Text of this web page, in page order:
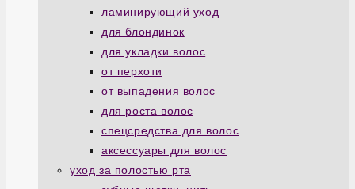
ламинирующий уход
для блондинок
для укладки волос
от перхоти
от выпадения волос
для роста волос
спецсредства для волос
аксессуары для волос
уход за полостью рта